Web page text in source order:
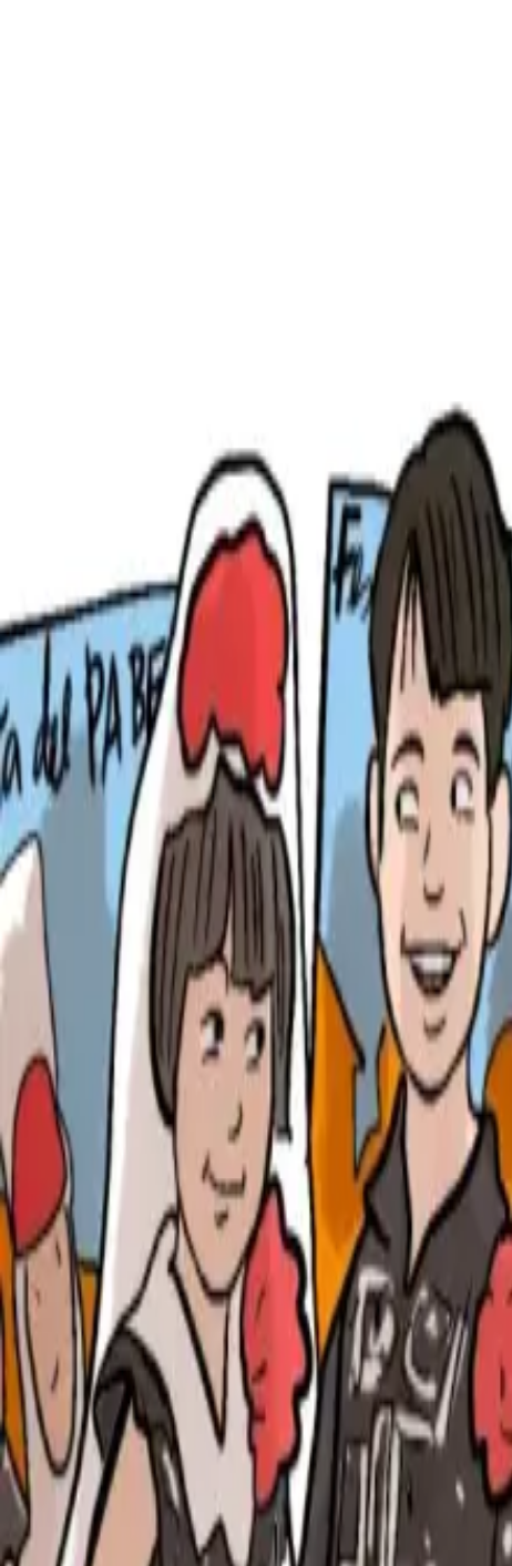
Per regalar
Caricatures
Auques
Còmics personalitzats
Revista de còmic
Contes personalitzats
Conte a mida
Premium
Empreses
Editorials Qui som Contacte
ca
Botiga Aneu a la botiga